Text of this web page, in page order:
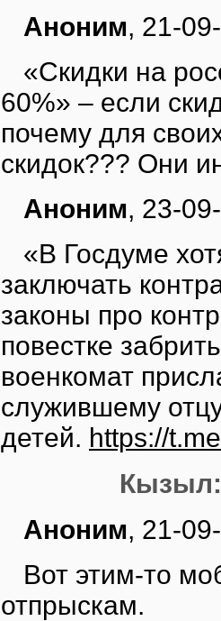
Аноним, 21-
«Скидки на
60%» – если
почему для
скидок??? Они
Аноним, 23-
«В Госдуме
заключать
законы про
повестке
военкомат
служившему
детей. https://
Кызыл:
Аноним, 21-
Вот этим-то
отпрыскам.